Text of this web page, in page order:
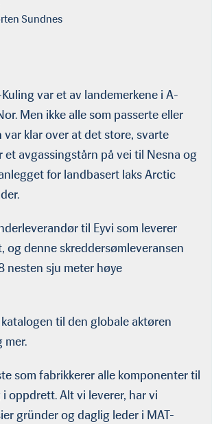
Sundnes
var et av landemerkene i A-
Men ikke alle som passerte eller
var klar over at det store, svarte
et avgassingstårn på vei til Nesna og
for landbasert laks Arctic
til Eyvi som leverer
og denne skreddersømleveransen
nesten sju meter høye
til den globale aktøren
mer.
som fabrikkerer alle komponenter til
oppdrett. Alt vi leverer, har vi
gründer og daglig leder i MAT-